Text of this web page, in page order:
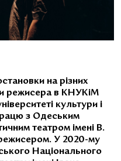
на різних
режисера в КНУКіМ
культури і
з Одеським
театром імені В.
У 2020-му
Національного